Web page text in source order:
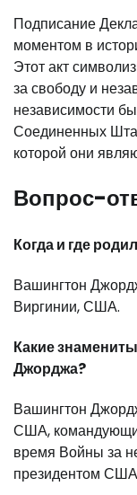
Подписание
моментом в
Этот акт
за свободу и
независимости
Соединенных
которой они
Вопрос-
Когда и где
Вашингтон
Виргинии, США.
Какие
Джорджа?
Вашингтон
США,
время Войны за
президентом